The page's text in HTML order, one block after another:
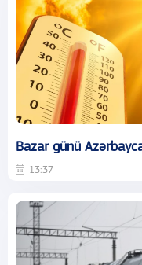
Bazar günü
13:37